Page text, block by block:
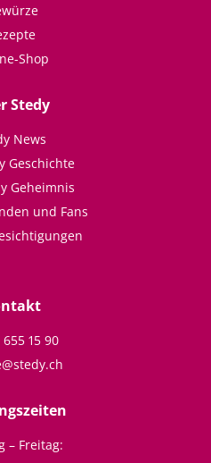
Shop
Stedy
News
Geschichte
Geheimnis
und Fans
655 15 90
– Freitag: